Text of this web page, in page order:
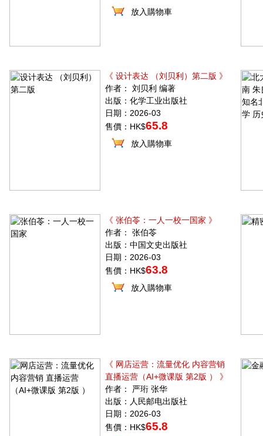
放入購物車
《 设计表达 （刘贝利）第二版 》
作者： 刘贝利 编著
出版：化学工业出版社
日期：2026-03
售價：HK$65.8
放入購物車
《 张伯苓：一人一校一国家 》
作者： 张伯苓
出版：中国文史出版社
日期：2026-03
售價：HK$63.8
放入購物車
《 网店运营：流量优化 内容营销
直播运营（AI+微课版 第2版 ） 》
作者： 严珩 张华
出版：人民邮电出版社
日期：2026-03
售價：HK$65.8